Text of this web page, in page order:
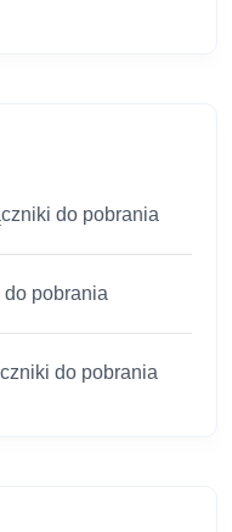
do pobrania
do pobrania
do pobrania